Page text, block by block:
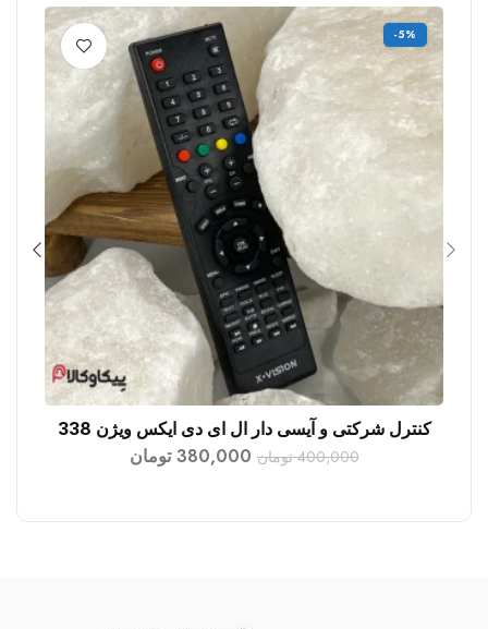
-5%
افزودن به سبد خرید
کنترل شرکتی و آیسی دار ال ای دی ایکس ویژن 338
400,000 تومان 380,000 تومان